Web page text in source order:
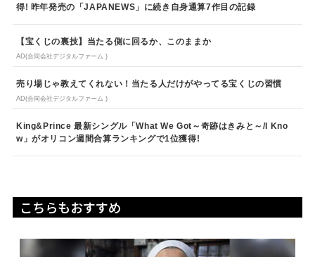
得! 昨年発売の「JAPANEWS」に続き自身通算7作目の記録
【宝くじの裏技】当たる側に回るか、このままか
AD(合同会社デジタルファーム )
売り場じゃ教えてくれない！当たる人だけがやってる宝くじの習慣
AD(合同会社デジタルファーム )
King&Prince 最新シングル「What We Got～奇跡はきみと～/I Kno
w」がオリコン週間合算ランキングで1位獲得!
こちらもおすすめ